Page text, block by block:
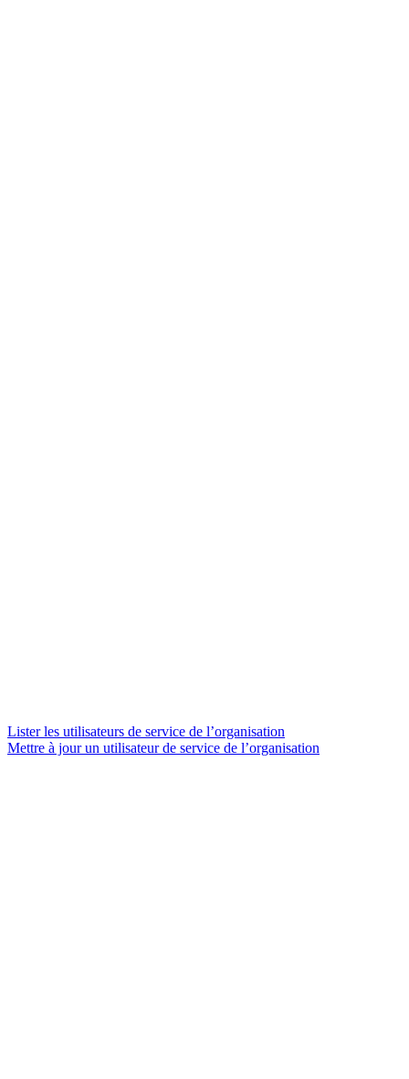
Lister les utilisateurs de service de l’organisation
Mettre à jour un utilisateur de service de l’organisation